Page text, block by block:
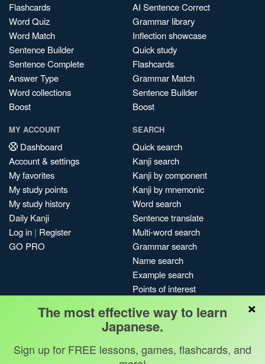
Flashcards
Word Quiz
Word Match
Sentence Builder
Sentence Complete
Answer Type
Word collections
Boost
AI Sentence Correct
Grammar library
Inflection showcase
Quick study
Flashcards
Grammar Match
Sentence Builder
Boost
MY ACCOUNT
Dashboard
Account & settings
My favorites
My study points
My study history
Daily Kanji
Log in | Register
GO PRO
SEARCH
Quick search
Kanji search
Kanji by component
Kanji by mnemonic
Word search
Sentence translate
Multi-word search
Grammar search
Name search
Example search
Points of interest
My search history
Search index
Blog
×
The most effective way to learn
Japanese.
Sign up for FREE lessons, games, flashcards, and